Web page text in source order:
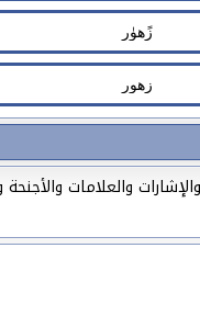
والعلامات